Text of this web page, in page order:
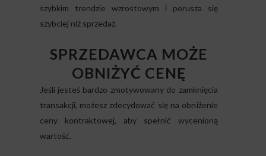
szybkim trendzie wzrostowym i porusza się
szybciej niż sprzedaż.
SPRZEDAWCA MOŻE
OBNIŻYĆ CENĘ
Jeśli jesteś bardzo zmotywowany do zamknięcia
transakcji, możesz zdecydować się na obniżenie
ceny kontraktowej, aby spełnić wycenioną
wartość.